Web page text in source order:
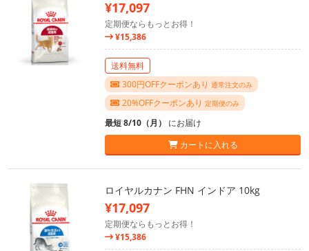
¥17,097
定期便ならもっとお得！
¥15,386
送料無料
300円OFFクーポンあり 通常注文のみ
20%OFFクーポンあり 定期便のみ
最短 8/10（月） にお届け
カートに入れる
ロイヤルカナン FHN インドア 10kg
¥17,097
定期便ならもっとお得！
¥15,386